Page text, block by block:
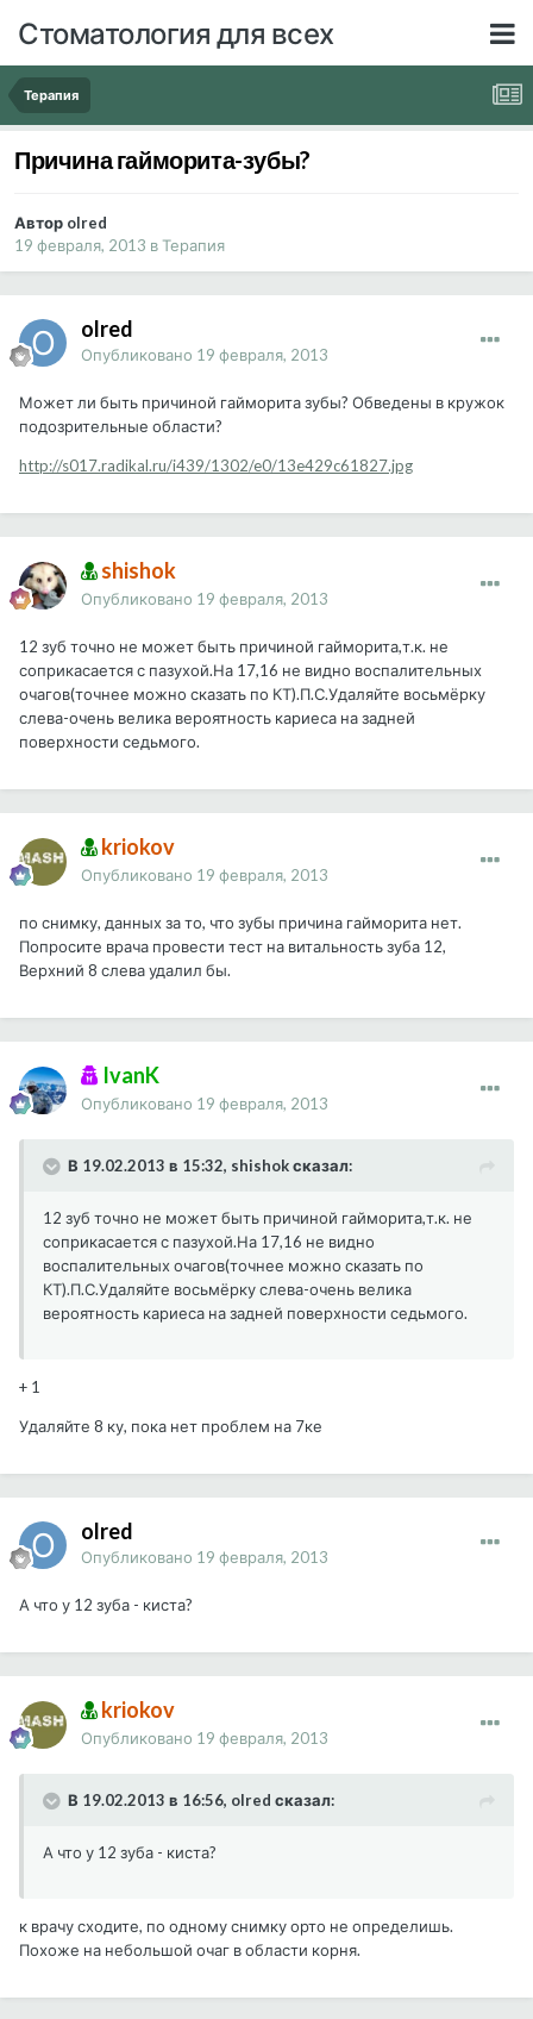
Стоматология для всех
Терапия
Причина гайморита-зубы?
Автор olred
19 февраля, 2013 вТерапия
olred
Опубликовано 19 февраля, 2013
Может ли быть причиной гайморита зубы? Обведены в кружок
подозрительные области?
http://s017.radikal.ru/i439/1302/e0/13e429c61827.jpg
shishok
Опубликовано 19 февраля, 2013
12 зуб точно не может быть причиной гайморита,т.к. не
соприкасается с пазухой.На 17,16 не видно воспалительных
очагов(точнее можно сказать по КТ).П.С.Удаляйте восьмёрку
слева-очень велика вероятность кариеса на задней
поверхности седьмого.
kriokov
Опубликовано 19 февраля, 2013
по снимку, данных за то, что зубы причина гайморита нет.
Попросите врача провести тест на витальность зуба 12,
Верхний 8 слева удалил бы.
IvanK
Опубликовано 19 февраля, 2013
В 19.02.2013 в 15:32, shishok сказал:
12 зуб точно не может быть причиной гайморита,т.к. не
соприкасается с пазухой.На 17,16 не видно
воспалительных очагов(точнее можно сказать по
КТ).П.С.Удаляйте восьмёрку слева-очень велика
вероятность кариеса на задней поверхности седьмого.
+ 1
Удаляйте 8 ку, пока нет проблем на 7ке
olred
Опубликовано 19 февраля, 2013
А что у 12 зуба - киста?
kriokov
Опубликовано 19 февраля, 2013
В 19.02.2013 в 16:56, olred сказал:
А что у 12 зуба - киста?
к врачу сходите, по одному снимку орто не определишь.
Похоже на небольшой очаг в области корня.